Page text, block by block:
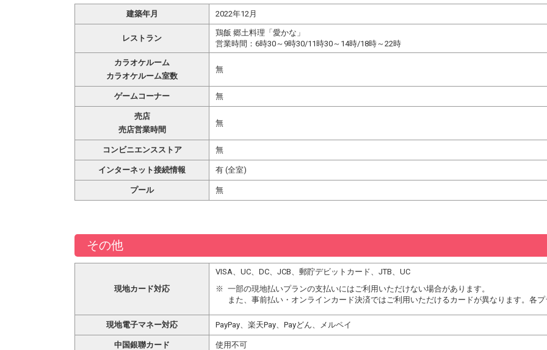
建築年月 2022年12月
レストラン
鶏飯 郷土料理「愛かな」
営業時間：6時30～9時30/11時30～14時/18時～22時
カラオケルーム
カラオケルーム室数
無
ゲームコーナー 無
売店
売店営業時間
無
コンビニエンスストア 無
インターネット接続情報 有 (全室)
プール 無
その他
現地カード対応
VISA、UC、DC、JCB、郵貯デビットカード、JTB、UC
一部の現地払いプランの支払いにはご利用いただけない場合があります。
また、事前払い・オンラインカード決済ではご利用いただけるカードが異なります。各
現地電子マネー対応 PayPay、楽天Pay、Payどん、メルペイ
中国銀聯カード 使用不可